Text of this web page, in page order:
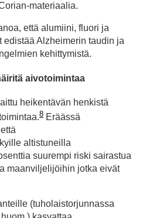
materiaalia.
että alumiini, fluori ja
edistää Alzheimerin taudin ja
kehittymistä.
aivotoimintaa
heikentävän henkistä
8 Eräässä
altistuneilla
suurempi riski sairastua
maanviljelijöihin jotka eivät
(tuholaistorjunnassa